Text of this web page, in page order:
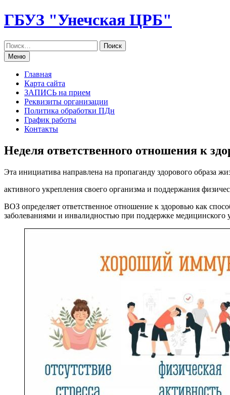
Перейти
к
ГБУЗ "Унечская ЦРБ"
Меню
Главная
Карта сайта
ЗАПИСЬ на прием
Реквизиты организации
Политика обработки ПДн
График работы
Контакты
Неделя ответственного отношения к
Эта инициатива направлена на пропаганду здорового образа
активного укрепления своего организма и поддержания
ВОЗ определяет ответственное отношение к здоровью как
заболеваниями и инвалидностью при поддержке медицинского